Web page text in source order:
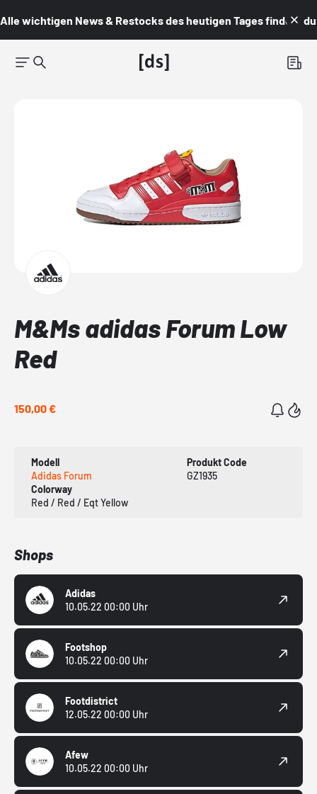
Alle wichtigen News & Restocks des heutigen Tages findest du
M&Ms adidas Forum Low
Red
150,00 €
Modell
Adidas Forum
Produkt Code
GZ1935
Colorway
Red / Red / Eqt Yellow
Shops
Adidas
10.05.22 00:00 Uhr
Footshop
10.05.22 00:00 Uhr
Footdistrict
12.05.22 00:00 Uhr
Afew
10.05.22 00:00 Uhr